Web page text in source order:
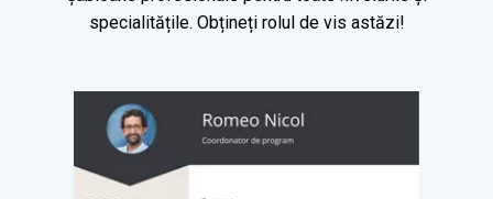
specialitățile. Obțineți rolul de vis astăzi!